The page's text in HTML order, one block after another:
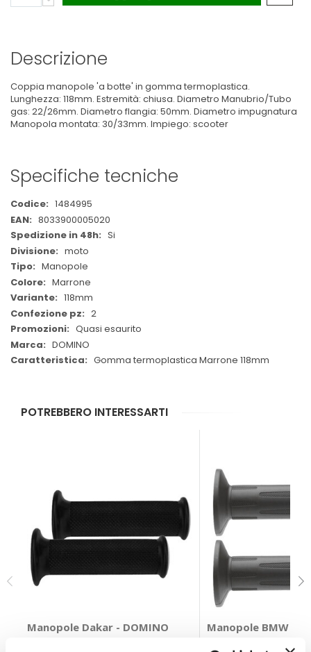
Descrizione
Coppia manopole 'a botte' in gomma termoplastica.
Lunghezza: 118mm. Estremità: chiusa. Diametro Manubrio/Tubo
gas: 22/26mm. Diametro flangia: 50mm. Diametro impugnatura
Manopola montata: 30/33mm. Impiego: scooter
Specifiche tecniche
Maggiori
Informazioni
1484995
8033900005020
Si
moto
Manopole
Marrone
118mm
2
Quasi esaurito
DOMINO
Gomma termoplastica Marrone 118mm
POTREBBERO INTERESSARTI
Manopole Dakar - DOMINO Manopole BMW -